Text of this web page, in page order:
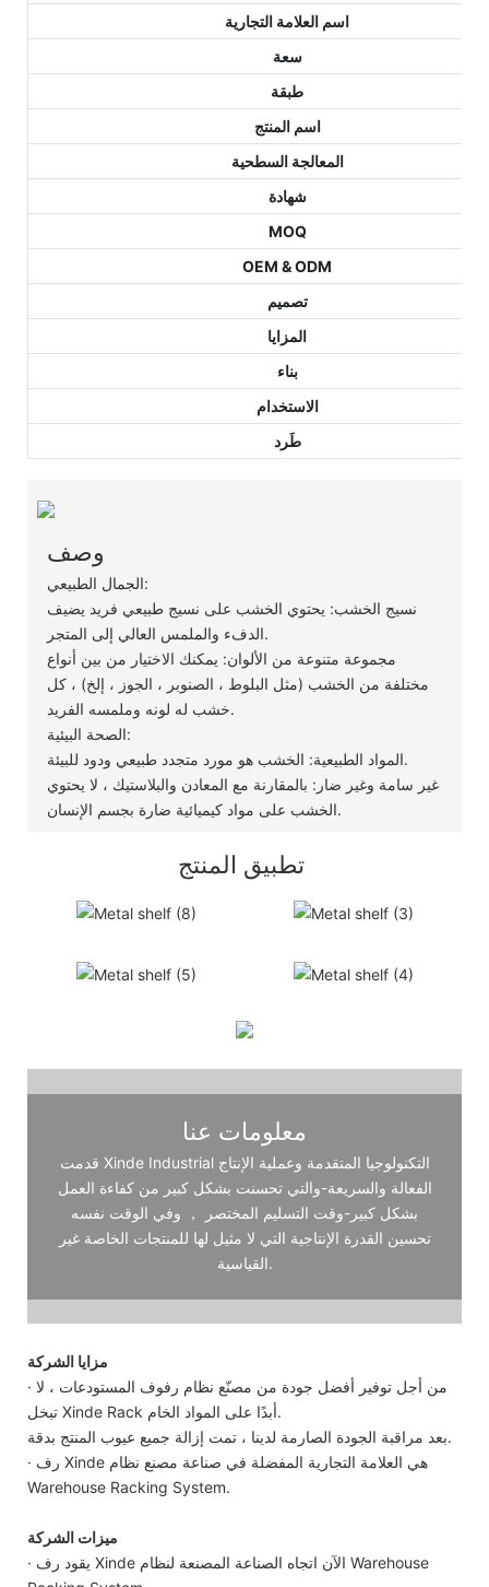
اسم العلامة التجارية
سعة
طبقة
اسم المنتج
المعالجة السطحية
شهادة
MOQ
OEM & ODM
تصميم
المزايا
بناء
الاستخدام
طَرد
وصف
الجمال الطبيعي:
نسيج الخشب: يحتوي الخشب على نسيج طبيعي فريد يضيف
الدفء والملمس العالي إلى المتجر.
مجموعة متنوعة من الألوان: يمكنك الاختيار من بين أنواع
مختلفة من الخشب (مثل البلوط ، الصنوبر ، الجوز ، إلخ) ، كل
خشب له لونه وملمسه الفريد.
الصحة البيئية:
المواد الطبيعية: الخشب هو مورد متجدد طبيعي ودود للبيئة.
غير سامة وغير ضار: بالمقارنة مع المعادن والبلاستيك ، لا يحتوي
الخشب على مواد كيميائية ضارة بجسم الإنسان.
معلومات عنا
قدمت Xinde Industrial التكنولوجيا المتقدمة وعملية الإنتاج
الفعالة والسريعة-والتي تحسنت بشكل كبير من كفاءة العمل
بشكل كبير-وقت التسليم المختصر ， وفي الوقت نفسه
تحسين القدرة الإنتاجية التي لا مثيل لها للمنتجات الخاصة غير
القياسية.
مزايا الشركة
· من أجل توفير أفضل جودة من مصنّع نظام رفوف المستودعات ، لا
تبخل Xinde Rack أبدًا على المواد الخام.
بعد مراقبة الجودة الصارمة لدينا ، تمت إزالة جميع عيوب المنتج بدقة.
· رف Xinde هي العلامة التجارية المفضلة في صناعة مصنع نظام
Warehouse Racking System.
ميزات الشركة
· يقود رف Xinde الآن اتجاه الصناعة المصنعة لنظام Warehouse